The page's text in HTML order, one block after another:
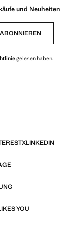
und Neuheiten
ABONNIEREN
gelesen haben.
XLINKEDIN
YOU